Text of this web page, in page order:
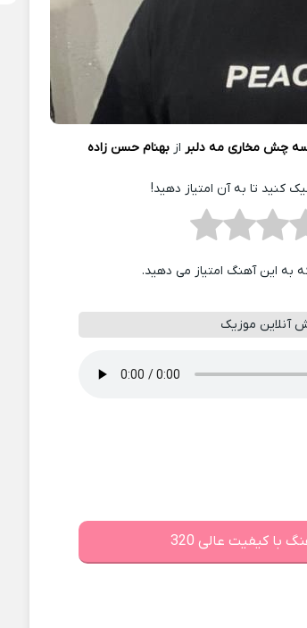
چش مخاری مه دلبراز بهنام حسن زاده
کنید تا به آن امتیاز دهید!
به این آهنگ امتیاز می دهید.
آنلاین موزیک
با کیفیت عالی 320